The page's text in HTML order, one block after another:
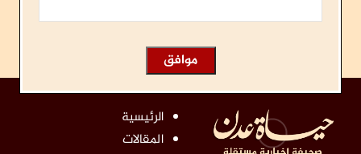
الرئيسية
المقالات